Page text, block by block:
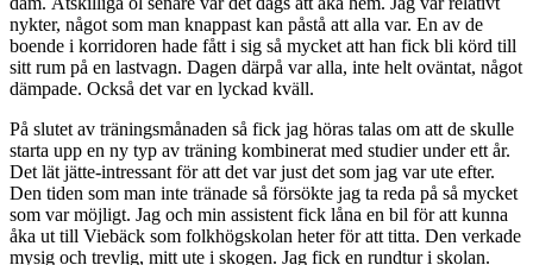
nykter, något som man knappast kan påstå att alla var. En av de
boende i korridoren hade fått i sig så mycket att han fick bli körd till
sitt rum på en lastvagn. Dagen därpå var alla, inte helt oväntat, något
dämpade. Också det var en lyckad kväll.
På slutet av träningsmånaden så fick jag höras talas om att de skulle
starta upp en ny typ av träning kombinerat med studier under ett år.
Det lät jätte-intressant för att det var just det som jag var ute efter.
Den tiden som man inte tränade så försökte jag ta reda på så mycket
som var möjligt. Jag och min assistent fick låna en bil för att kunna
åka ut till Viebäck som folkhögskolan heter för att titta. Den verkade
mysig och trevlig, mitt ute i skogen. Jag fick en rundtur i skolan.